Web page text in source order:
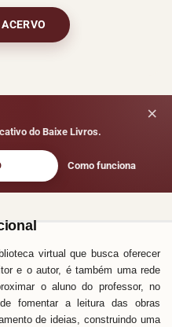
×
do Baixe Livros.
Como funciona
virtual que busca oferecer
e o autor, é também uma rede
o aluno do professor, no
fomentar a leitura das obras
de ideias, construindo uma